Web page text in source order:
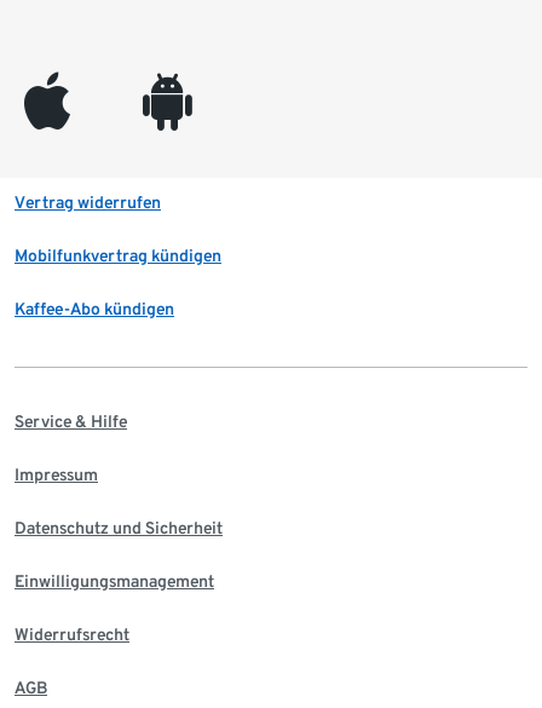
appleinc android
Vertrag widerrufen
Mobilfunkvertrag kündigen
Kaffee-Abo kündigen
Service & Hilfe
Impressum
Datenschutz und Sicherheit
Einwilligungsmanagement
Widerrufsrecht
AGB